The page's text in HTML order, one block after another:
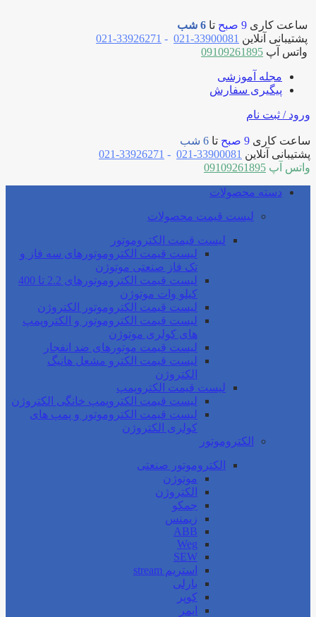
ساعت کاری 9 صبح تا 6 شب
پشتیبانی آنلاین 33900081-021
-
33926271-021
واتس آپ 09109261895
مجله آموزشی
پیگیری سفارش
ورود / ثبت نام
ساعت کاری 9 صبح تا 6 شب
پشتیبانی آنلاین 33900081-021
-
33926271-021
واتس آپ 09109261895
دسته محصولات
لیست قیمت محصولات
لیست قیمت الکتروموتور
لیست قیمت الکتروموتورهای سه فاز و
تک فاز صنعتی موتوژن
لیست قیمت الکتروموتورهای 2.2 تا 400
کیلو وات موتوژن
لیست قیمت الکتروموتور الکتروژن
لیست قیمت الکتروموتور و الکتروپمپ
های کولری موتوژن
لیست قیمت موتورهای ضد انفجار
لیست قیمت الکترو مشعل هانیگ
الکتروژن
لیست قیمت الکتروپمپ
لیست قیمت الکتروپمپ خانگی الکتروژن
لیست قیمت الکتروموتور و پمپ های
کولری الکتروژن
الکتروموتور
الکتروموتور صنعتی
موتوژن
الکتروژن
جمکو
زیمنس
ABB
Weg
SEW
استریم stream
بارلی
کوپر
ایمر